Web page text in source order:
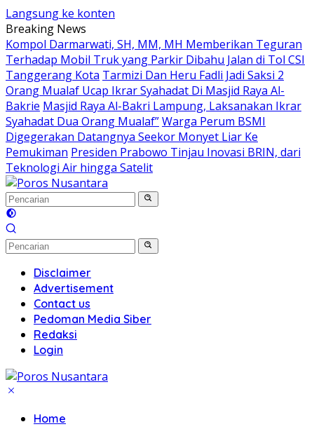
Langsung ke konten
Breaking News
Kompol Darmarwati, SH, MM, MH Memberikan Teguran
Terhadap Mobil Truk yang Parkir Dibahu Jalan di Tol CSI
Tanggerang Kota Tarmizi Dan Heru Fadli Jadi Saksi 2
Orang Mualaf Ucap Ikrar Syahadat Di Masjid Raya Al-
Bakrie Masjid Raya Al-Bakri Lampung, Laksanakan Ikrar
Syahadat Dua Orang Mualaf”Warga Perum BSMI
Digegerakan Datangnya Seekor Monyet Liar Ke
Pemukiman Presiden Prabowo Tinjau Inovasi BRIN, dari
Teknologi Air hingga Satelit
Disclaimer
Advertisement
Contact us
Pedoman Media Siber
Redaksi
Login
Home